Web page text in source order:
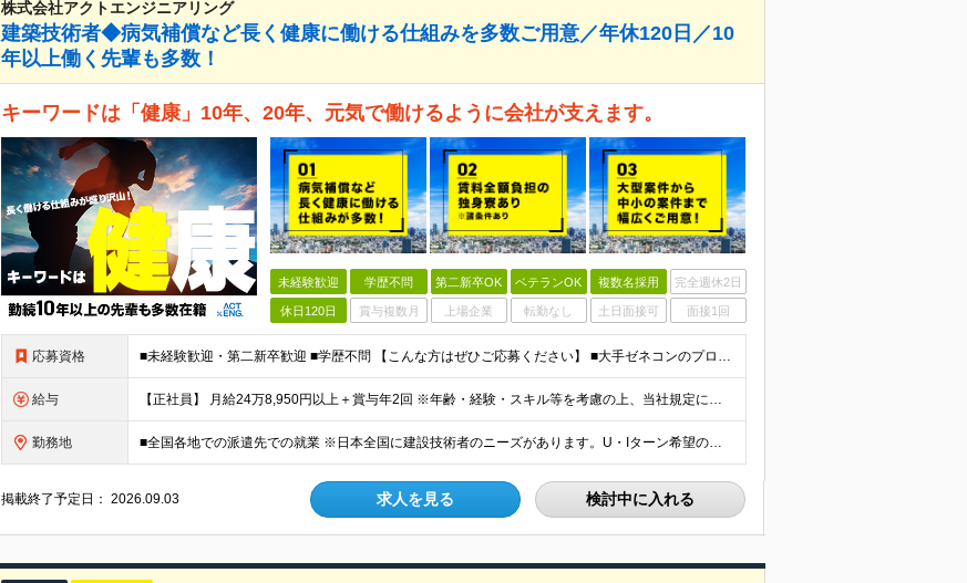
株式会社アクトエンジニアリング
建築技術者◆病気補償など長く健康に働ける仕組みを多数ご用意／年休120日／10
年以上働く先輩も多数！
キーワードは「健康」10年、20年、元気で働けるように会社が支えます。
未経験歓迎 学歴不問 第二新卒OK ベテランOK 複数名採用 完全週休2日
休日120日 賞与複数月 上場企業 転勤なし 土日面接可 面接1回
応募資格 ■未経験歓迎・第二新卒歓迎 ■学歴不問 【こんな方はぜひご応募ください】 ■大手ゼネコンのプロジェクトに関わってみたい ■福利厚生が整った会社で働きたい ■年収アップを狙いたい ■スケールの大きな仕
給与 【正社員】 月給24万8,950円以上＋賞与年2回 ※年齢・経験・スキル等を考慮の上、当社規定により決定します。 ※残業代、通勤交通費は別途全額支給しています。 【契約社員】 月給28万2,080円
勤務地 ■全国各地での派遣先での就業 ※日本全国に建設技術者のニーズがあります。U・Iターン希望の方も歓迎しておりますので、ご希望を気軽にお聞かせください。 ◆本社／東京都港区赤坂3-8-15 THE AK
掲載終了予定日：2026.09.03 求人を見る 検討中に入れる